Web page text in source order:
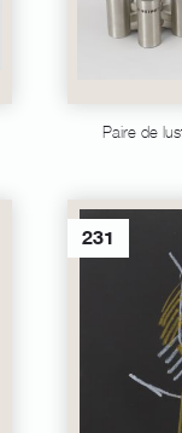
Paire de
231